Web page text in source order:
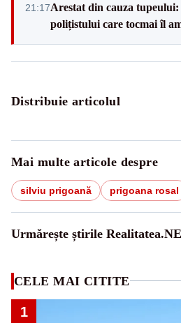
21:17Arestat din cauza
polițistului care tocmai îl
Distribuie articolul
Mai multe articole despre
silviu prigoană prigoana rosal
Urmărește știrile
CELE MAI CITITE
1